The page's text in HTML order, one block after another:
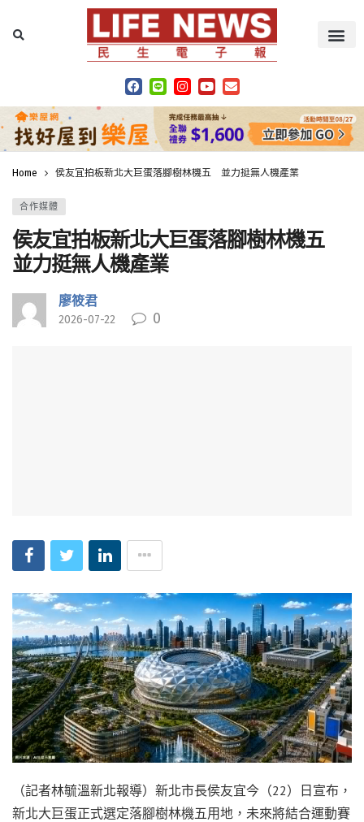
Home 侯友宜拍板新北大巨蛋落腳樹林機五 並力挺無人機產業
合作媒體
侯友宜拍板新北大巨蛋落腳樹林機五
並力挺無人機產業
廖筱君
2026-07-22 0
（記者林毓溫新北報導）新北市長侯友宜今（22）日宣布，
新北大巨蛋正式選定落腳樹林機五用地，未來將結合運動賽